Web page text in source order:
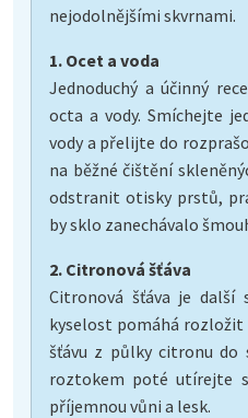
nejodolnějšími skvrnami.
1. Ocet a voda
Jednoduchý a účinný
octa a vody. Smíchejte
vody a přelijte do
na běžné čištění
odstranit otisky prstů,
by sklo zanechávalo
2. Citronová šťáva
Citronová šťáva je další
kyselost pomáhá
šťávu z půlky citronu do
roztokem poté utírejte
příjemnou vůni a lesk.